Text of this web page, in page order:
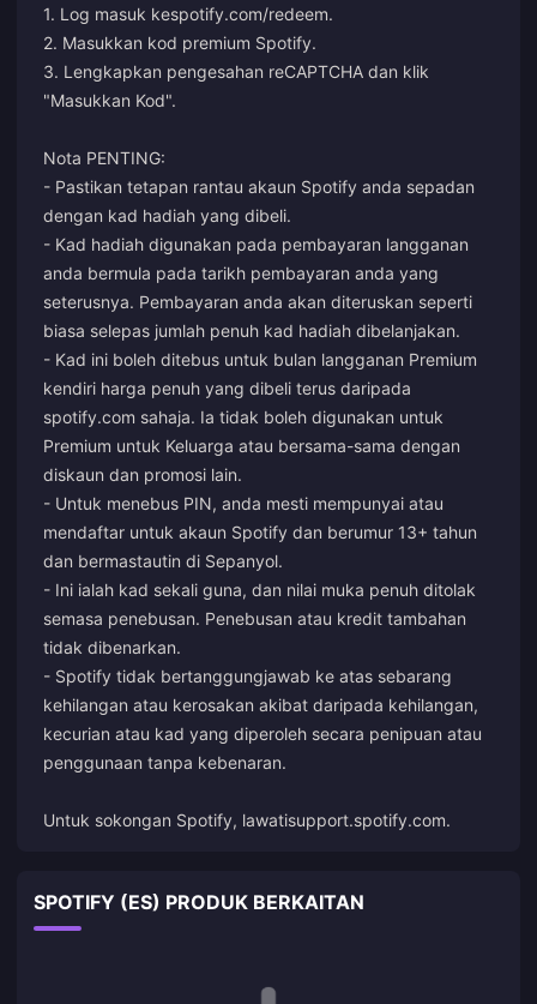
1. Log masuk kespotify.com/redeem.
2. Masukkan kod premium Spotify.
3. Lengkapkan pengesahan reCAPTCHA dan klik
"Masukkan Kod".
Nota PENTING:
- Pastikan tetapan rantau akaun Spotify anda sepadan
dengan kad hadiah yang dibeli.
- Kad hadiah digunakan pada pembayaran langganan
anda bermula pada tarikh pembayaran anda yang
seterusnya. Pembayaran anda akan diteruskan seperti
biasa selepas jumlah penuh kad hadiah dibelanjakan.
- Kad ini boleh ditebus untuk bulan langganan Premium
kendiri harga penuh yang dibeli terus daripada
spotify.com sahaja. Ia tidak boleh digunakan untuk
Premium untuk Keluarga atau bersama-sama dengan
diskaun dan promosi lain.
- Untuk menebus PIN, anda mesti mempunyai atau
mendaftar untuk akaun Spotify dan berumur 13+ tahun
dan bermastautin di Sepanyol.
- Ini ialah kad sekali guna, dan nilai muka penuh ditolak
semasa penebusan. Penebusan atau kredit tambahan
tidak dibenarkan.
- Spotify tidak bertanggungjawab ke atas sebarang
kehilangan atau kerosakan akibat daripada kehilangan,
kecurian atau kad yang diperoleh secara penipuan atau
penggunaan tanpa kebenaran.
Untuk sokongan Spotify, lawatisupport.spotify.com.
SPOTIFY (ES) PRODUK BERKAITAN